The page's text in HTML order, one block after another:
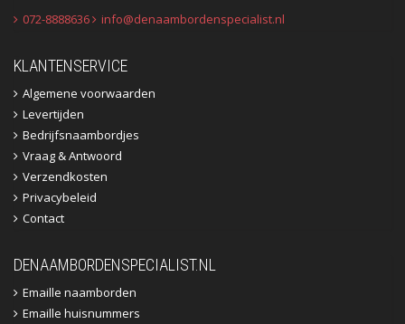
072-8888636 info@denaambordenspecialist.nl
KLANTENSERVICE
Algemene voorwaarden
Levertijden
Bedrijfsnaambordjes
Vraag & Antwoord
Verzendkosten
Privacybeleid
Contact
DENAAMBORDENSPECIALIST.NL
Emaille naamborden
Emaille huisnummers